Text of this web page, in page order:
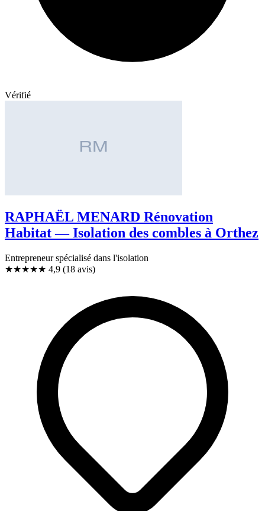
Vérifié
RAPHAËL MENARD Rénovation
Habitat — Isolation des combles à Orthez
Entrepreneur spécialisé dans l'isolation
★★★★★ 4,9 (18 avis)